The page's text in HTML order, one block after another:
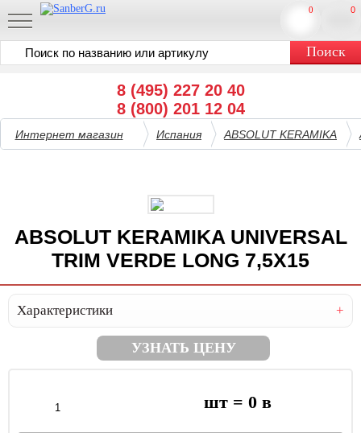
8 (495) 227 20 40
8 (800) 201 12 04
0
0
Интернет магазин Испания ABSOLUT KERAMIKA
ABSOLUT KERAMIKA UNIVERSAL
TRIM VERDE LONG 7,5X15
Характеристики
УЗНАТЬ ЦЕНУ
шт = 0в